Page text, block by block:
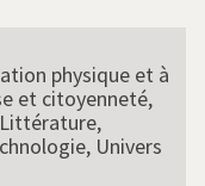
physique et à
et citoyenneté,
Univers